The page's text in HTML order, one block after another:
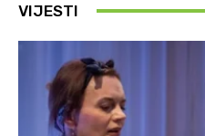
VIJESTI